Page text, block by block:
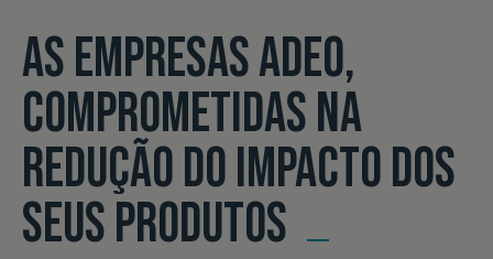
AS EMPRESAS ADEO,
COMPROMETIDAS NA
REDUÇÃO DO IMPACTO DOS
SEUS PRODUTOS